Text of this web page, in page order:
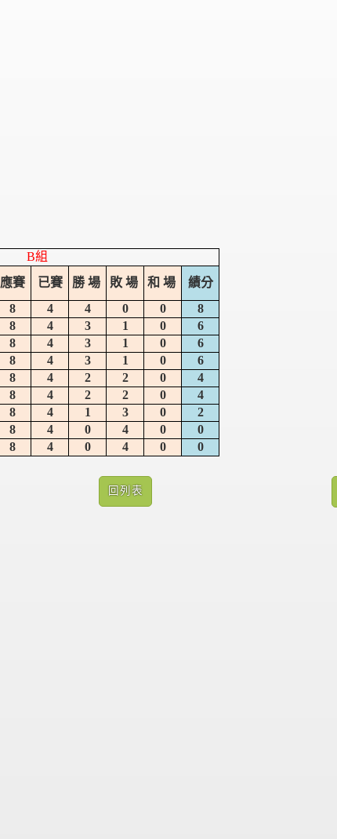
B組
應賽 已賽 勝 場 敗 場 和 場
績分
8 4 4 0 0
8
8 4 3 1 0
6
8 4 3 1 0
6
8 4 3 1 0
6
8 4 2 2 0
4
8 4 2 2 0
4
8 4 1 3 0
2
8 4 0 4 0
0
8 4 0 4 0 0
回列表